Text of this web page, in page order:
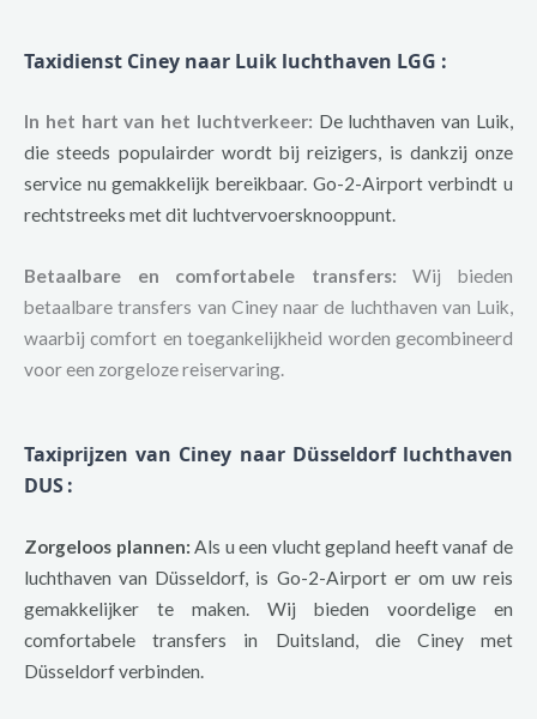
Taxidienst Ciney naar Luik luchthaven LGG :
In het hart van het luchtverkeer: De luchthaven van Luik,
die steeds populairder wordt bij reizigers, is dankzij onze
service nu gemakkelijk bereikbaar. Go-2-Airport verbindt u
rechtstreeks met dit luchtvervoersknooppunt.
Betaalbare en comfortabele transfers: Wij bieden
betaalbare transfers van Ciney naar de luchthaven van Luik,
waarbij comfort en toegankelijkheid worden gecombineerd
voor een zorgeloze reiservaring.
Taxiprijzen van Ciney naar Düsseldorf luchthaven
DUS:
Zorgeloos plannen: Als u een vlucht gepland heeft vanaf de
luchthaven van Düsseldorf, is Go-2-Airport er om uw reis
gemakkelijker te maken. Wij bieden voordelige en
comfortabele transfers in Duitsland, die Ciney met
Düsseldorf verbinden.